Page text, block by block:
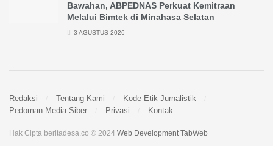
Bawahan, ABPEDNAS Perkuat Kemitraan
Melalui Bimtek di Minahasa Selatan
3 AGUSTUS 2026
Redaksi Tentang Kami
Kode Etik Jurnalistik
Pedoman Media Siber
Privasi Kontak
Hak Cipta beritadesa.co © 2024 Web Development TabWeb